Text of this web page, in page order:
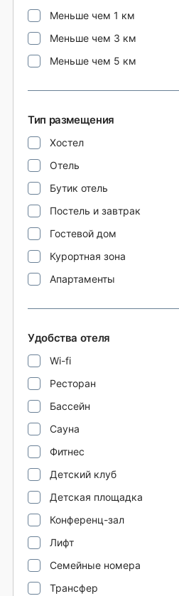
Меньше чем 1 км
Меньше чем 3 км
Меньше чем 5 км
Тип размещения
Хостел
Отель
Бутик отель
Постель и завтрак
Гостевой дом
Курортная зона
Апартаменты
Удобства отеля
Wi-fi
Ресторан
Бассейн
Сауна
Фитнес
Детский клуб
Детская площадка
Конференц-зал
Лифт
Семейные номера
Трансфер